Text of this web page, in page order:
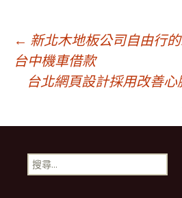
文
章
導
覽
← 新北木地板公司自由行
台中機車借款
台北網頁設計採用改善心
搜
尋